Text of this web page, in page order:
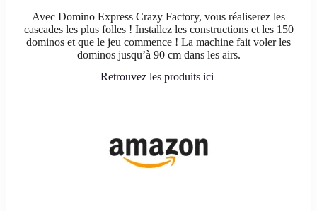
Avec Domino Express Crazy Factory, vous réaliserez les
cascades les plus folles ! Installez les constructions et les 150
dominos et que le jeu commence ! La machine fait voler les
dominos jusqu’à 90 cm dans les airs.
Retrouvez les produits ici